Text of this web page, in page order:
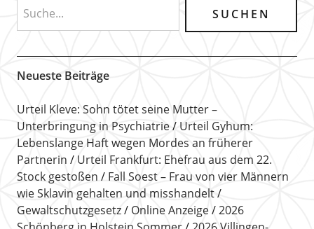
Neueste Beiträge
Urteil Kleve: Sohn tötet seine Mutter –
Unterbringung in Psychiatrie
Urteil Gyhum:
Lebenslange Haft wegen Mordes an früherer
Partnerin
Urteil Frankfurt: Ehefrau aus dem 22.
Stock gestoßen
Fall Soest – Frau von vier Männern
wie Sklavin gehalten und misshandelt
Gewaltschutzgesetz
Online Anzeige
2026